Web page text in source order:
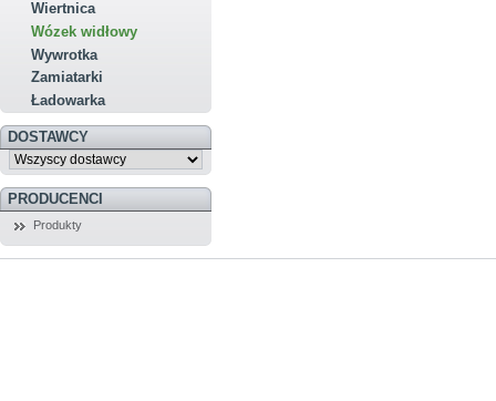
Wiertnica
Wózek widłowy
Wywrotka
Zamiatarki
Ładowarka
DOSTAWCY
PRODUCENCI
Produkty